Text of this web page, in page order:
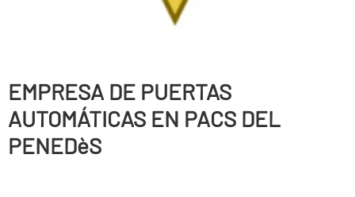
EMPRESA DE PUERTAS
AUTOMÁTICAS EN PACS DEL
PENEDèS